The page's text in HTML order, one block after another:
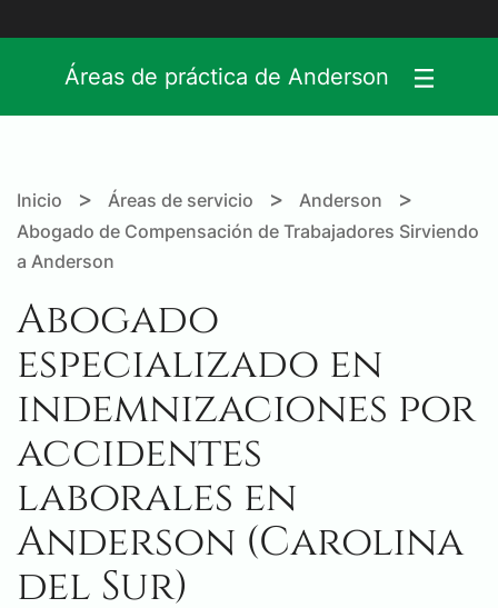
Áreas de práctica de Anderson
Inicio > Áreas de servicio > Anderson >
Abogado de Compensación de Trabajadores Sirviendo
a Anderson
Abogado
especializado en
indemnizaciones por
accidentes
laborales en
Anderson (Carolina
del Sur)